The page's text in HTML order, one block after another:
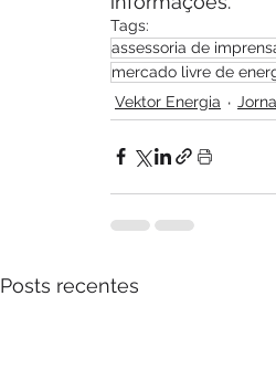
Tags:
assessoria de
mercado livre de
Vektor Energia
Posts recentes